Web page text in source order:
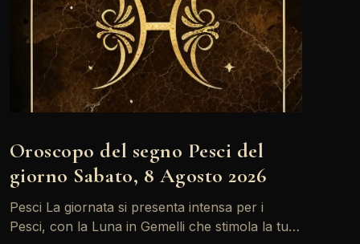
Oroscopo del segno Pesci del
giorno Sabato, 8 Agosto 2026
Pesci La giornata si presenta intensa per i
Pesci, con la Luna in Gemelli che stimola la tua